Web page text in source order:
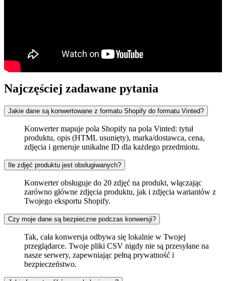
Najczęściej zadawane pytania
Jakie dane są konwertowane z formatu Shopify do formatu Vinted?
Konwerter mapuje pola Shopify na pola Vinted: tytuł
produktu, opis (HTML usunięty), marka/dostawca, cena,
zdjęcia i generuje unikalne ID dla każdego przedmiotu.
Ile zdjęć produktu jest obsługiwanych?
Konwerter obsługuje do 20 zdjęć na produkt, włączając
zarówno główne zdjęcia produktu, jak i zdjęcia wariantów z
Twojego eksportu Shopify.
Czy moje dane są bezpieczne podczas konwersji?
Tak, cała konwersja odbywa się lokalnie w Twojej
przeglądarce. Twoje pliki CSV nigdy nie są przesyłane na
nasze serwery, zapewniając pełną prywatność i
bezpieczeństwo.